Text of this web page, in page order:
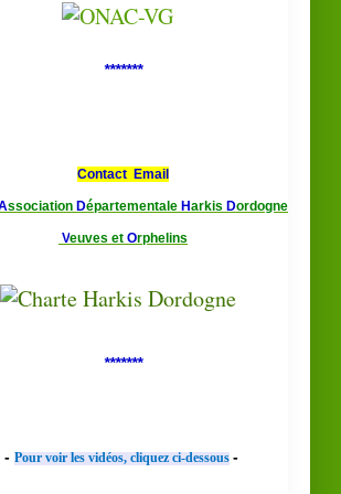
*******
Contact Email
ssociation Départementale Harkis Dordogne
Veuves et Orphelins
*******
- Pour voir les vidéos, cliquez ci-dessous -